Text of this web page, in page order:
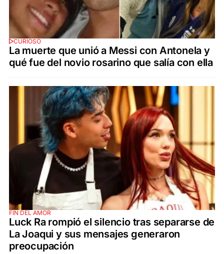
CURIOSO
La muerte que unió a Messi con Antonela y
qué fue del novio rosarino que salía con ella
FIN DEL AMOR
Luck Ra rompió el silencio tras separarse de
La Joaqui y sus mensajes generaron
preocupación